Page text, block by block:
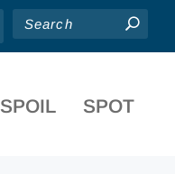
SPOIL SPOT